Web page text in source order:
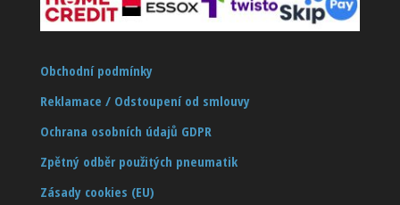
Obchodní podmínky
Reklamace / Odstoupení od smlouvy
Ochrana osobních údajů GDPR
Zpětný odběr použitých pneumatik
Zásady cookies (EU)